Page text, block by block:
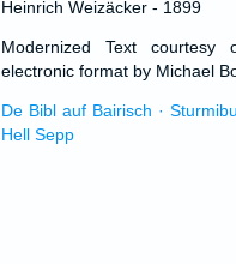
Heinrich Weizäcker - 1899
Modernized Text
electronic format by Michael
De Bibl auf Bairisch ·
Hell Sepp